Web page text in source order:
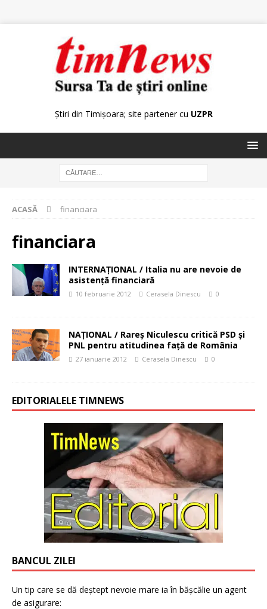
Știri din Timișoara; site partener cu UZPR
ACASĂ financiara
financiara
INTERNAŢIONAL / Italia nu are nevoie de
asistenţă financiară
10 februarie 2012 Cerasela Dinescu 0
NAŢIONAL / Rareş Niculescu critică PSD şi
PNL pentru atitudinea faţă de România
27 ianuarie 2012 Cerasela Dinescu 0
EDITORIALELE TIMNEWS
BANCUL ZILEI
Un tip care se dă deștept nevoie mare ia în bășcălie un agent
de asigurare: